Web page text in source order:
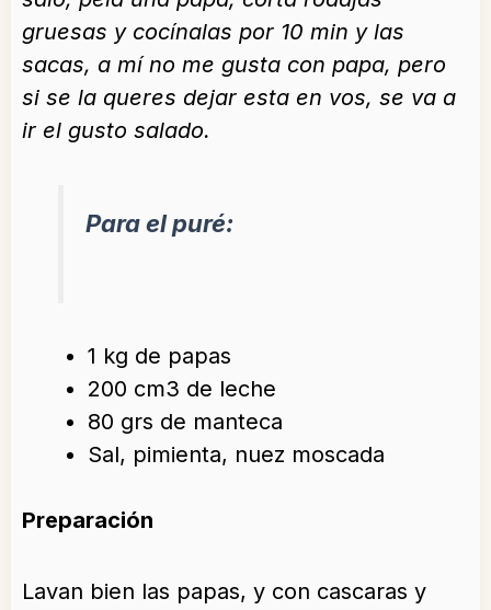
gruesas y cocínalas por 10 min y las
sacas, a mí no me gusta con papa, pero
si se la queres dejar esta en vos, se va a
ir el gusto salado.
Para el puré:
1 kg de papas
200 cm3 de leche
80 grs de manteca
Sal, pimienta, nuez moscada
Preparación
Lavan bien las papas, y con cascaras y